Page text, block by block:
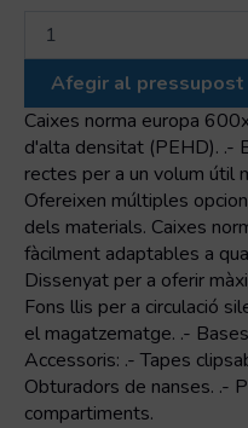
Contenidor
sòlid
amb
etiqueter
integrat
Afegir al pressupost
Caixes norma europa
d'alta densitat (PEHD). .-
rectes per a un volum útil
Ofereixen múltiples
dels materials. Caixes
fàcilment adaptables a
Dissenyat per a oferir
Fons llis per a circulació
el magatzematge. .-
Accessoris: .- Tapes
Obturadors de nanses. .-
compartiments.